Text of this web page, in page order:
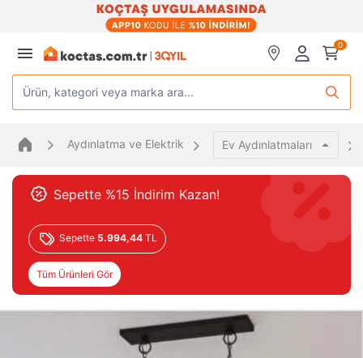
0
Ürün, kategori veya marka ara...
Aydınlatma ve Elektrik Ev Aydınlatmaları
Sepette %15 İndirim Kazan!
Sepette 5.994,44 TL
Tüm Ürünleri Gör